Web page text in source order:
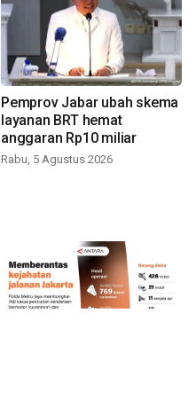
Pemprov Jabar ubah skema
layanan BRT hemat
anggaran Rp10 miliar
Rabu, 5 Agustus 2026